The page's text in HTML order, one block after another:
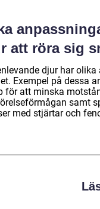
att röra sig
djur har
Exempel på dessa
för att minska
samt
med stjärtar och